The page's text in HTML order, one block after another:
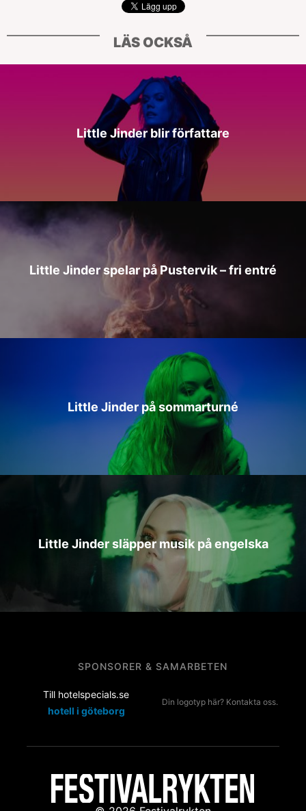
LÄS OCKSÅ
Little Jinder blir författare
Little Jinder spelar på Pustervik – fri entré
Little Jinder på sommarturné
Little Jinder släpper musik på engelska
SPONSORER & SAMARBETEN
Till hotelspecials.se
hotell i göteborg
Din logotyp här? Kontakta oss.